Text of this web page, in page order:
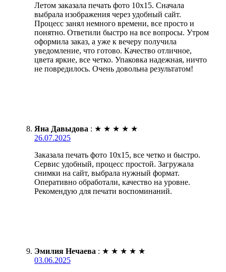
Летом заказала печать фото 10х15. Сначала
выбрала изображения через удобный сайт.
Процесс занял немного времени, все просто и
понятно. Ответили быстро на все вопросы. Утром
оформила заказ, а уже к вечеру получила
уведомление, что готово. Качество отличное,
цвета яркие, все четко. Упаковка надежная, ничто
не повредилось. Очень довольна результатом!
Яна Давыдова : ★ ★ ★ ★ ★
26.07.2025
Заказала печать фото 10х15, все четко и быстро.
Сервис удобный, процесс простой. Загружала
снимки на сайт, выбрала нужный формат.
Оперативно обработали, качество на уровне.
Рекомендую для печати воспоминаний.
Эмилия Нечаева : ★ ★ ★ ★ ★
03.06.2025